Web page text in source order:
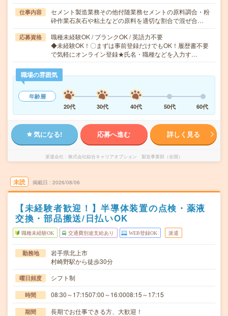
仕事内容
セメント製造業務その他付随業務セメントの原料調合・粉
砕作業石灰石や粘土などの原料を適切な割合で混ぜ合…
応募資格
職種未経験OK / ブランクOK / 英語力不要
◆未経験OK！〇まずは事前登録だけでもOK！履歴書不要
で気軽にオンライン登録★氏名・職種などを入力す…
職場の雰囲気
年齢層
20代
30代 40代 50代 60代
気になる! 応募へ進む 詳しく見る
派遣会社 株式会社綜合キャリアオプション 製造事業部（全国）
未読 掲載日 2026/08/06
【未経験者歓迎！】半導体装置の点検・薬液
交換・部品搬送/日払いOK
職種未経験OK 交通費別途支給あり WEB登録OK 派遣
勤務地
岩手県北上市
村崎野駅から徒歩30分
曜日頻度 シフト制
時間 08:30～17:1507:00～16:0008:15～17:15
期間 長期でお仕事できる方、大歓迎！